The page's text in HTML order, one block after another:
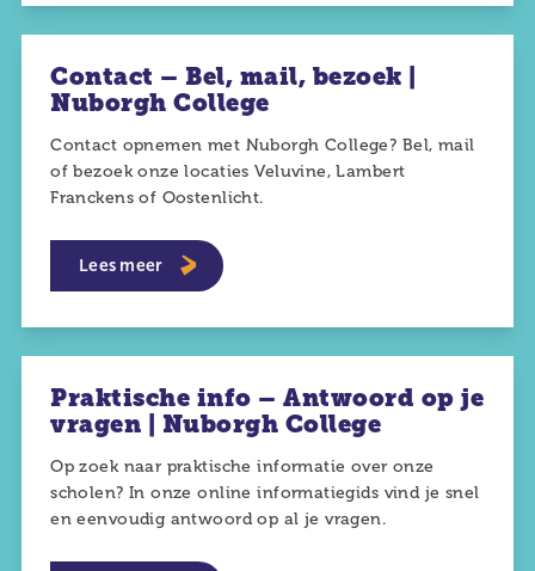
Contact – Bel, mail, bezoek |
Nuborgh College
Contact opnemen met Nuborgh College? Bel, mail
of bezoek onze locaties Veluvine, Lambert
Franckens of Oostenlicht.
Lees meer
Praktische info – Antwoord op je
vragen | Nuborgh College
Op zoek naar praktische informatie over onze
scholen? In onze online informatiegids vind je snel
en eenvoudig antwoord op al je vragen.